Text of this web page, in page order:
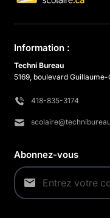
Information :
Techni Bureau
5169, boulevard
418-835-3174
Abonnez-vous